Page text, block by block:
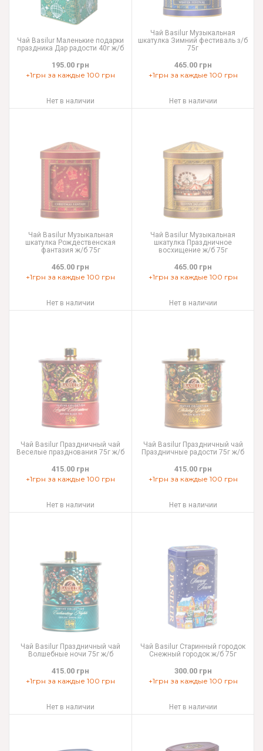
Чай Basilur Маленькие подарки
праздника Дар радости 40г ж/б
195.00 грн
+1грн за каждые 100 грн
Нет в наличии
Чай Basilur Музыкальная
шкатулка Зимний фестиваль з/б
75г
465.00 грн
+1грн за каждые 100 грн
Нет в наличии
Чай Basilur Музыкальная
шкатулка Рождественская
фантазия ж/б 75г
465.00 грн
+1грн за каждые 100 грн
Нет в наличии
Чай Basilur Музыкальная
шкатулка Праздничное
восхищение ж/б 75г
465.00 грн
+1грн за каждые 100 грн
Нет в наличии
Чай Basilur Праздничный чай
Веселые празднования 75г ж/б
415.00 грн
+1грн за каждые 100 грн
Нет в наличии
Чай Basilur Праздничный чай
Праздничные радости 75г ж/б
415.00 грн
+1грн за каждые 100 грн
Нет в наличии
Чай Basilur Праздничный чай
Волшебные ночи 75г ж/б
415.00 грн
+1грн за каждые 100 грн
Нет в наличии
Чай Basilur Старинный городок
Снежный городок ж/б 75г
300.00 грн
+1грн за каждые 100 грн
Нет в наличии